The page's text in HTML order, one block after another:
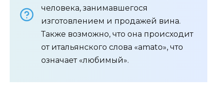
человека, занимавшегося
изготовлением и продажей вина.
Также возможно, что она происходит
от итальянского слова «amato», что
означает «любимый».